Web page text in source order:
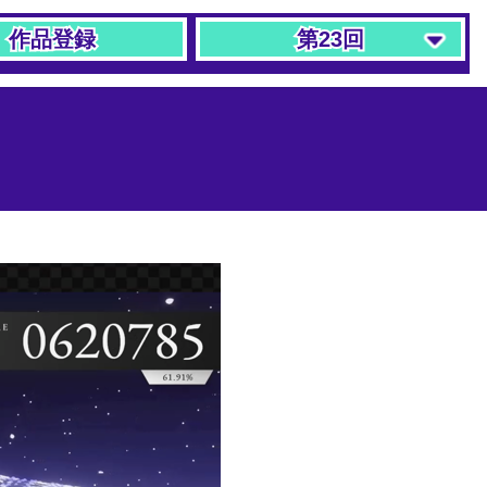
作品登録
作品登録 第23回
第23回